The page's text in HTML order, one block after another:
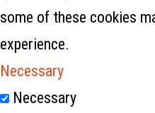
some of these cookies
experience.
Necessary
Necessary